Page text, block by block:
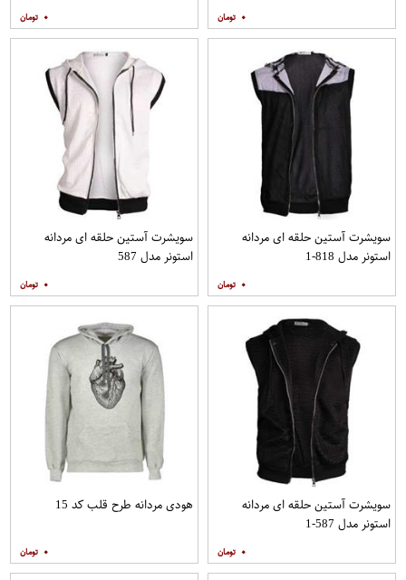
۰ ۰
سویشرت آستین حلقه ای مردانه
استونر مدل 818-1
۰
سویشرت آستین حلقه ای مردانه
استونر مدل 587
۰
سویشرت آستین حلقه ای مردانه
استونر مدل 587-1
۰
هودی مردانه طرح قلب کد 15
۰